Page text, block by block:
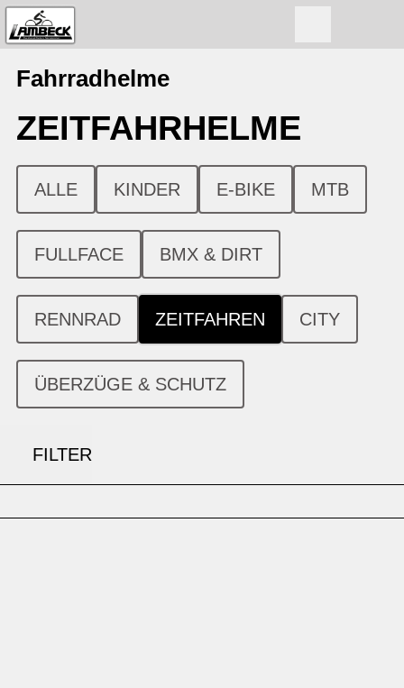
Fahrradhelme
ZEITFAHR­HELME
ALLE KINDER E-BIKE MTB
FULLFACE BMX & DIRT
RENNRAD ZEITFAHREN CITY
ÜBERZÜGE & SCHUTZ
FILTER